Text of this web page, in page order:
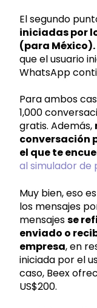
El segundo
iniciadas por
(para México).
que el usuario
WhatsApp
Para ambos
1,000
gratis. Además,
conversación
el que te
al simulador de
Muy bien, eso
los mensajes
mensajesse
enviado o
empresa, en
iniciada por el
caso, Beex
US$200.